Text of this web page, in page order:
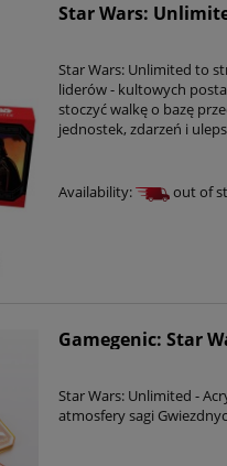
Star Wars:
Star Wars: Unlimited to
liderów - kultowych
stoczyć walkę o bazę
jednostek, zdarzeń i
Availability: out of
Gamegenic: Star
Star Wars: Unlimited -
atmosfery sagi